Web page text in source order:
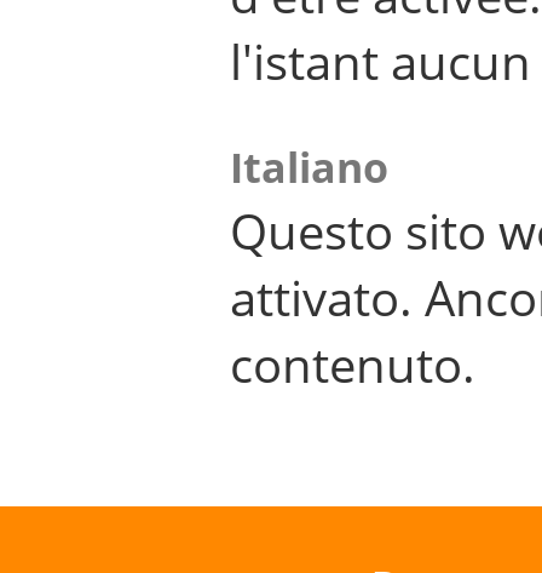
l'istant
Italiano
Questo sito
attivato.
contenuto.